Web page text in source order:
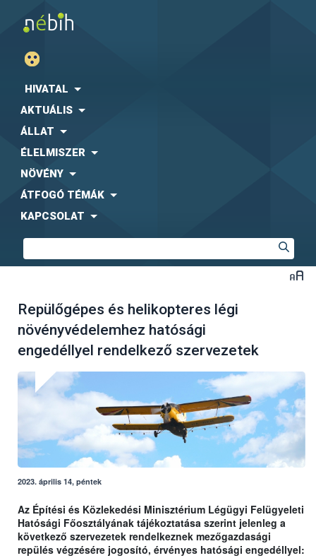
HIVATAL
AKTUÁLIS
ÁLLAT
ÉLELMISZER
NÖVÉNY
ÁTFOGÓ TÉMÁK
KAPCSOLAT
Repülőgépes és helikopteres légi
növényvédelemhez hatósági
engedéllyel rendelkező szervezetek
2023. április 14, péntek
Az Építési és Közlekedési Minisztérium Légügyi Felügyeleti
Hatósági Főosztályának tájékoztatása szerint jelenleg a
következő szervezetek rendelkeznek mezőgazdasági
repülés végzésére jogosító, érvényes hatósági engedéllyel: